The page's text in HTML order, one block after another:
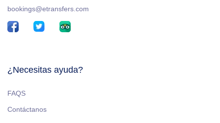
bookings@etransfers.com
¿Necesitas ayuda?
FAQS
Contáctanos